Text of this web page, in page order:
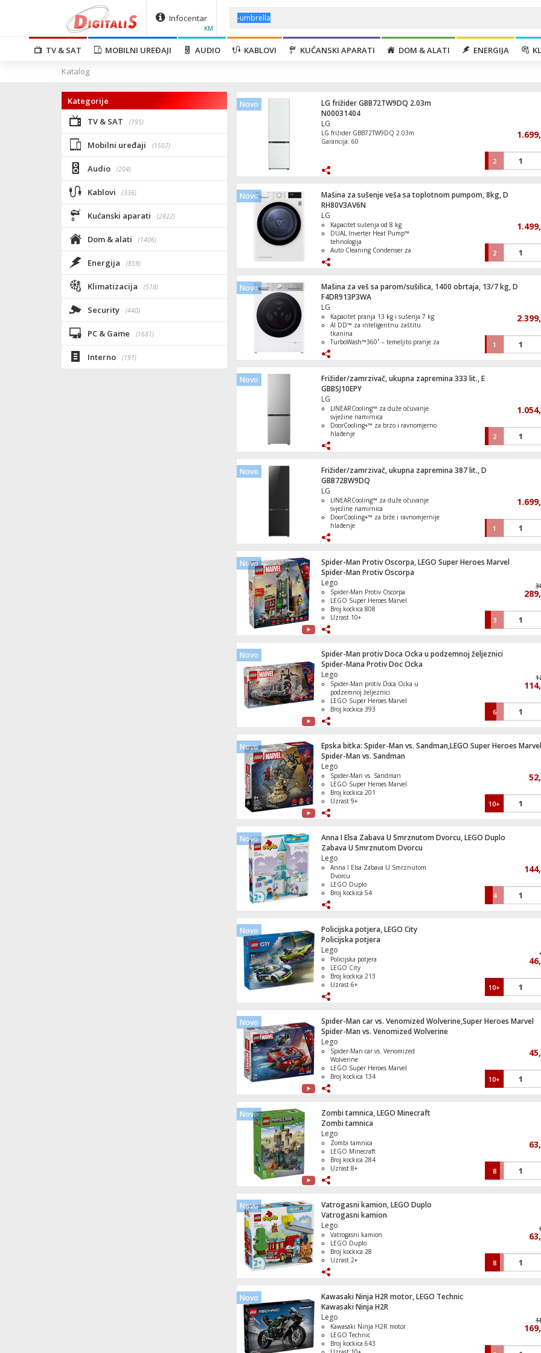
Infocentar
KM
TV & SAT MOBILNI UREĐAJI AUDIO KABLOVI KUĆANSKI APARATI DOM & ALATI ENERGIJA
Katalog
Kategorije
TV & SAT
(795)
Mobilni uređaji (1507)
Audio (204)
Kablovi (336)
Kućanski aparati (2822)
Dom & alati (1406)
Energija (859)
Klimatizacija (518)
Security (440)
PC & Game (1681)
Interno (191)
Novo
LG frižider GBB72TW9DQ 2.03m
N00031404
LG
LG frižider GBB72TW9DQ 2.03m
Garancija: 60
2
Novo
Mašina za sušenje veša sa toplotnom pumpom, 8kg, D
RH80V3AV6N
LG
Kapacitet sušenja od 8 kg
DUAL Inverter Heat Pump™
tehnologija
Auto Cleaning Condenser za
ThinQ™ i Smart Pairing za pametno
upravljanje
Automatski odabir programa
2
Novo
Mašina za veš sa parom/sušilica, 1400 obrtaja, 13/7 kg, D
F4DR913P3WA
LG
Kapacitet pranja 13 kg i sušenja 7 kg
AI DD™ za inteligentnu zaštitu
tkanina
TurboWash™360˚ – temeljito pranje za
Steam™ tehnologija koja uklanja do
99,9% alergena
ezDispense™ automatsko doziranje
deterdženta i omekšivača
1
Novo
Frižider/zamrzivač, ukupna zapremina 333 lit., E
GBBSJ10EPY
LG
LINEARCooling™ za duže očuvanje
svježine namirnica
DoorCooling+™ za brzo i ravnomjerno
hlađenje
odmrzavanjem
Smart Inverter kompresor za tih i
ekonomičan rad
ThinQ™ Wi-Fi upravljanje i Smart
Diagnosis™
2
Novo
Frižider/zamrzivač, ukupna zapremina 387 lit., D
GBB72BW9DQ
LG
LINEARCooling™ za duže očuvanje
svježine namirnica
DoorCooling+™ za brže i ravnomjernije
hlađenje
odmrzavanjem
Smart Inverter kompresor za tihi i
ekonomičan rad
FRESHBalancer™ i FRESHConverter™
za optimalno čuvanje
1
Novo
Spider-Man Protiv Oscorpa, LEGO Super Heroes Marvel
Spider-Man Protiv Oscorpa
Lego
Spider-Man Protiv Oscorpa
LEGO Super Heroes Marvel
Broj kockica 808
Uzrast 10+
3
Novo
Spider-Man protiv Doca Ocka u podzemnoj željeznici
Spider-Mana Protiv Doc Ocka
Lego
Spider-Man protiv Doca Ocka u
podzemnoj željeznici
LEGO Super Heroes Marvel
Broj kockica 393
6
Novo
Epska bitka: Spider-Man vs. Sandman,LEGO Super Heroes Marvel
Spider-Man vs. Sandman
Lego
Spider-Man vs. Sandman
LEGO Super Heroes Marvel
Broj kockica 201
Uzrast 9+
10+
Novo
Anna I Elsa Zabava U Smrznutom Dvorcu, LEGO Duplo
Zabava U Smrznutom Dvorcu
Lego
Anna I Elsa Zabava U Smrznutom
Dvorcu
LEGO Duplo
Broj kockica 54
4
Novo
Policijska potjera, LEGO City
Policijska potjera
Lego
Policijska potjera
LEGO City
Broj kockica 213
Uzrast 6+
10+
Novo
Spider-Man car vs. Venomized Wolverine,Super Heroes Marvel
Spider-Man vs. Venomized Wolverine
Lego
Spider-Man car vs. Venomized
Wolverine
LEGO Super Heroes Marvel
Broj kockica 134
10+
Novo
Zombi tamnica, LEGO Minecraft
Zombi tamnica
Lego
Zombi tamnica
LEGO Minecraft
Broj kockica 284
Uzrast 8+
8
Novo
Vatrogasni kamion, LEGO Duplo
Vatrogasni kamion
Lego
Vatrogasni kamion
LEGO Duplo
Broj kockica 28
Uzrast 2+
8
Novo
Kawasaki Ninja H2R motor, LEGO Technic
Kawasaki Ninja H2R
Lego
Kawasaki Ninja H2R motor
LEGO Technic
Broj kockica 643
Ugradbena staklokeramička ploča za
6500W
Mašina za veš, 1200 obrtaja, 7 kg veša ,
Mašina za veš, 1400 obrtaja, 11kg veša,
Cigareta elektronska,Twist,4u1,Strawberry
Frižider/Zamrzivač neto zapremina 262
Anna I Elsa Zabava U Smrznutom Dvorcu,
LEGO Duplo
Kreacije vozila, LEGO Classic
TV
Televizor Smart QLED 1000Hz 4K
Miš bežični, Bluetooth , 6 tipki, 8000 dpi